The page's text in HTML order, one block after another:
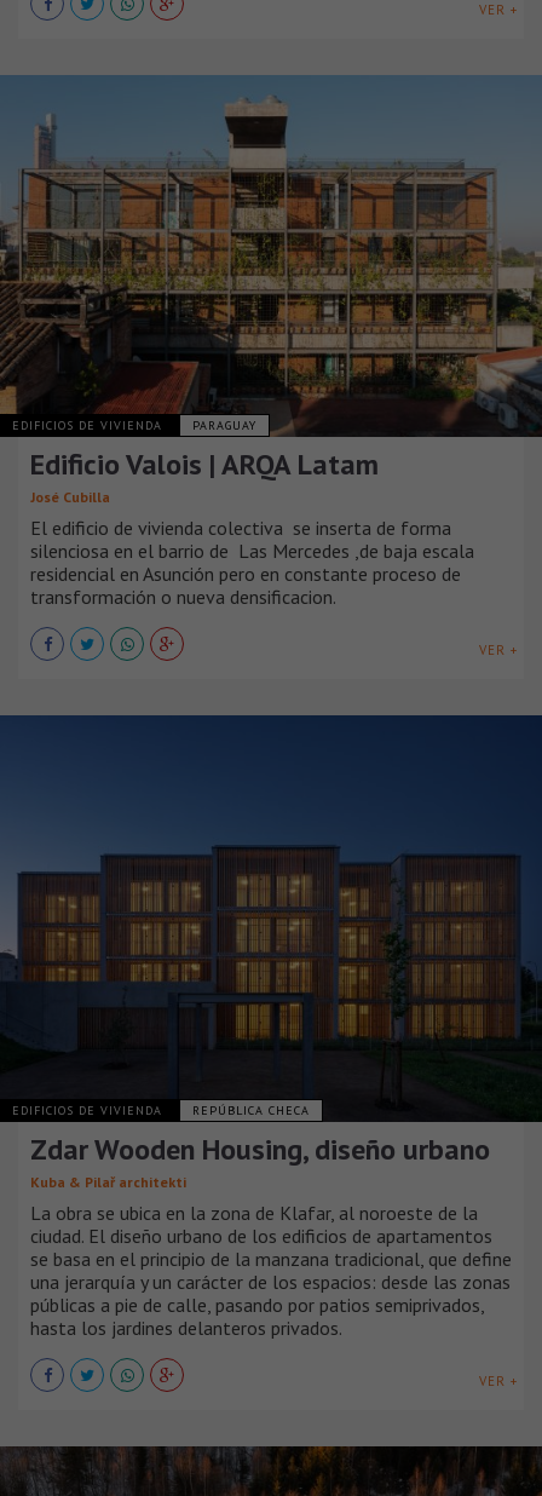
VER +
EDIFICIOS DE VIVIENDA PARAGUAY
Edificio Valois | ARQA Latam
José Cubilla
El edificio de vivienda colectiva se inserta de forma
silenciosa en el barrio de Las Mercedes ,de baja escala
residencial en Asunción pero en constante proceso de
transformación o nueva densificacion.
VER +
EDIFICIOS DE VIVIENDA REPÚBLICA CHECA
Zdar Wooden Housing, diseño urbano
Kuba & Pilař architekti
La obra se ubica en la zona de Klafar, al noroeste de la
ciudad. El diseño urbano de los edificios de apartamentos
se basa en el principio de la manzana tradicional, que define
una jerarquía y un carácter de los espacios: desde las zonas
públicas a pie de calle, pasando por patios semiprivados,
hasta los jardines delanteros privados.
VER +